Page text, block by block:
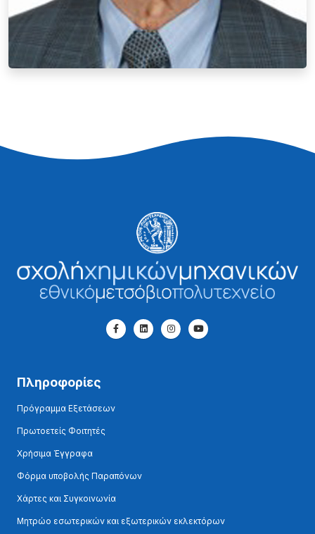
Πληροφορίες
Πρόγραμμα Εξετάσεων
Πρωτοετείς Φοιτητές
Χρήσιμα Έγγραφα
Φόρμα υποβολής Παραπόνων
Χάρτες και Συγκοινωνία
Μητρώο εσωτερικών και εξωτερικών εκλεκτόρων